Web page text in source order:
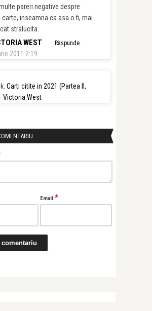
pareri negative despre
inseamna ca asa o fi, mai
stralucita.
WEST
2011 2:19
Răspunde
Carti citite in 2021 (Partea II,
Victoria West
Email:*